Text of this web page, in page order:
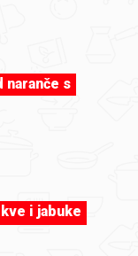
naranče s
i jabuke